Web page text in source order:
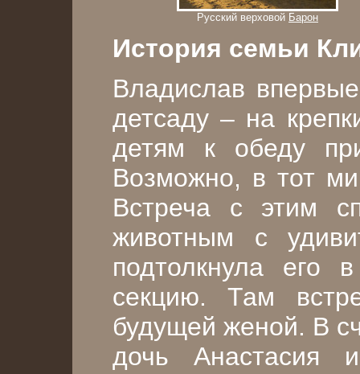
Русский верховой Барон
История семьи
Владислав
детсаду – на
детям к обеду
Возможно, в тот
Встреча с этим
животным с
подтолкнула
секцию. Там
будущей женой. В
дочь Анастасия